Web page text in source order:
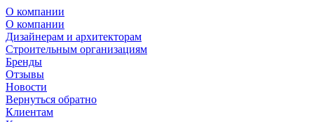
О компании
О компании
Дизайнерам и архитекторам
Строительным организациям
Бренды
Отзывы
Новости
Вернуться обратно
Клиентам